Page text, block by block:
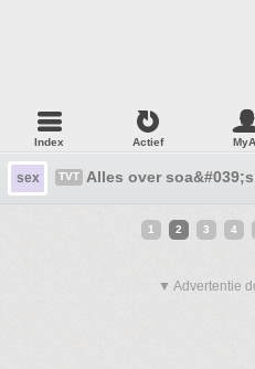
Index Actief
sex TVT Alles over
1 2 3 4
▼ Advertentie